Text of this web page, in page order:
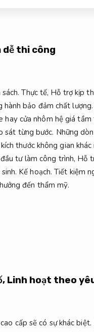
dễ thi công
Thực tế, Hỗ trợ kịp
hành bảo đảm chất lượng.
hay cửa nhôm hệ giá
sát từng bước. Những
thước không gian khác
tư làm công trình, Hỗ
Kế hoạch. Tiết kiệm
đến thẩm mỹ.
Linh hoạt theo
cấp sẽ có sự khác biệt.